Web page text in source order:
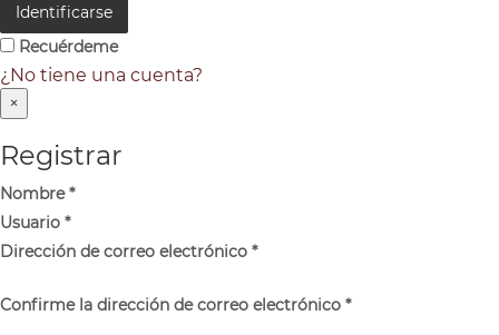
Identificarse
Recuérdeme
¿No tiene una cuenta?
×
Registrar
Nombre*
Usuario *
Dirección de correo electrónico *
Confirme la dirección de correo electrónico *